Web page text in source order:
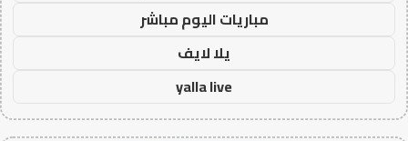
مباريات اليوم مباشر
يلا لايف
yalla live